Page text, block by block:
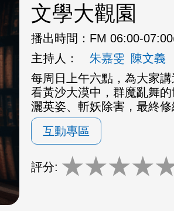
文學大觀園
播出時間： FM 06:00-
主持人：
朱嘉雯 陳文義
每周日上午六點，為大家講
看黃沙大漠中，群魔亂舞
灑英姿、斬妖除害，最終修
互動專區
評分: ★★★★